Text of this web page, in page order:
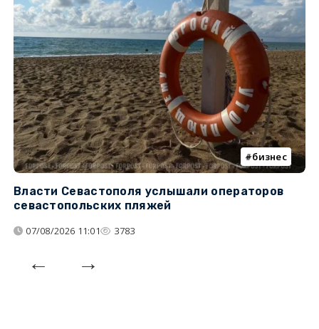
бизнес
Власти Севастополя услышали операторов
севастопольских пляжей
07/08/2026 11:01 3783